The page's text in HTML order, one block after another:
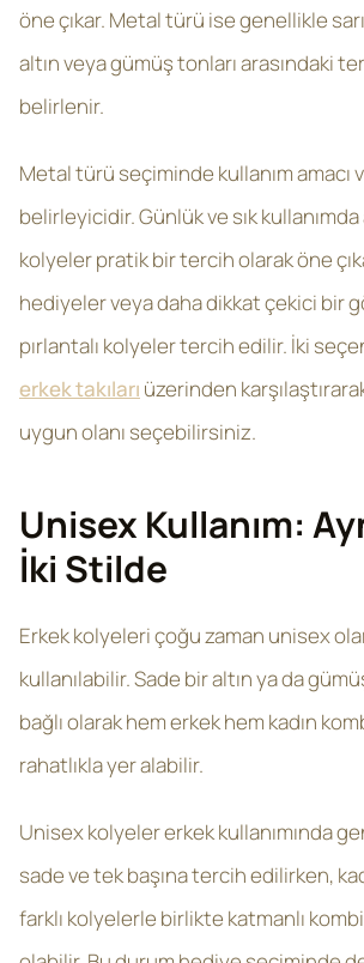
öne çıkar. Metal türü ise genellikle
altın veya gümüş tonları arasındaki
belirlenir.
Metal türü seçiminde kullanım amacı
belirleyicidir. Günlük ve sık
kolyeler pratik bir tercih olarak öne
hediyeler veya daha dikkat çekici bir
pırlantalı kolyeler tercih edilir. İki
erkek takıları üzerinden
uygun olanı seçebilirsiniz.
Unisex Kullanım:
İki Stilde
Erkek kolyeleri çoğu zaman unisex
kullanılabilir. Sade bir altın ya da
bağlı olarak hem erkek hem kadın
rahatlıkla yer alabilir.
Unisex kolyeler erkek kullanımında
sade ve tek başına tercih edilirken,
farklı kolyelerle birlikte katmanlı